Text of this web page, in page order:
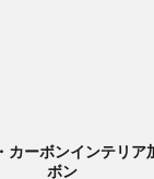
カーボンインテリア
ボン